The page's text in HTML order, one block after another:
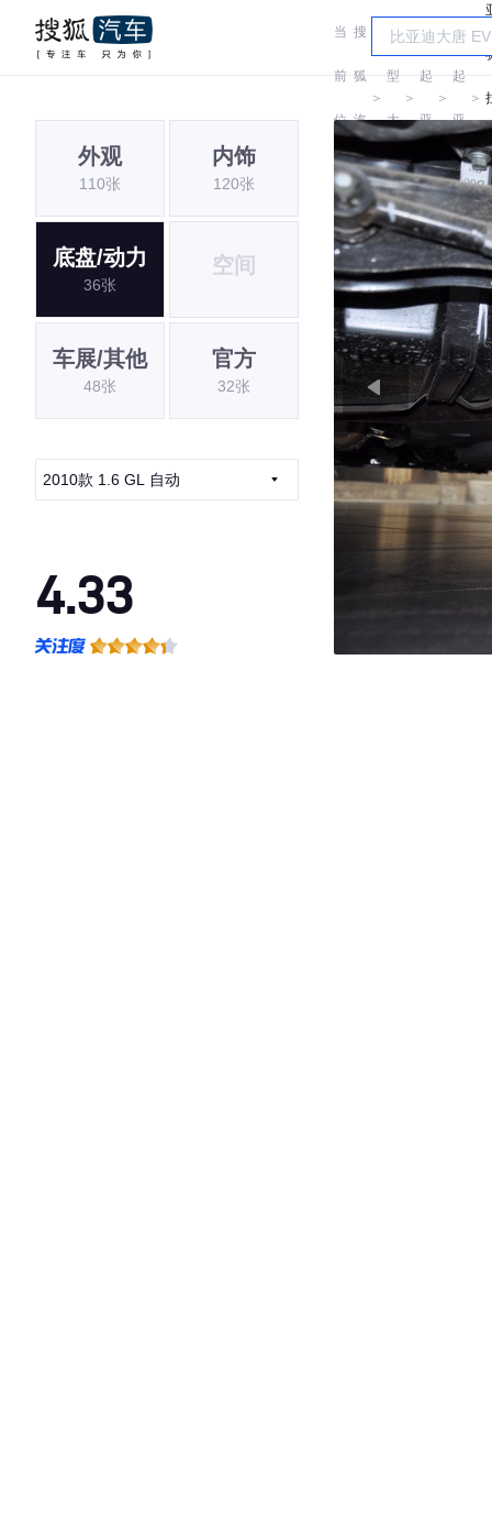
当
前
位
置:
搜
狐
汽
车
＞
车
型
大
全
＞
起
亚
＞
起
亚
＞
外观
110张
内饰
120张
底盘/动力
36张
空间
车展/其他
48张
官方
32张
2010款 1.6 GL 自动
4.33